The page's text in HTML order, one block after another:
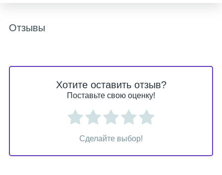
Отзывы
Хотите оставить отзыв?
Поставьте свою оценку!
Сделайте выбор!